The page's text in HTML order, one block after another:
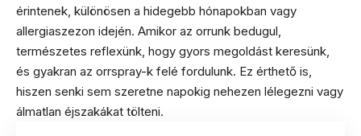
érintenek, különösen a hidegebb hónapokban vagy
allergiaszezon idején. Amikor az orrunk bedugul,
természetes reflexünk, hogy gyors megoldást keresünk,
és gyakran az orrspray-k felé fordulunk. Ez érthető is,
hiszen senki sem szeretne napokig nehezen lélegezni vagy
álmatlan éjszakákat tölteni.